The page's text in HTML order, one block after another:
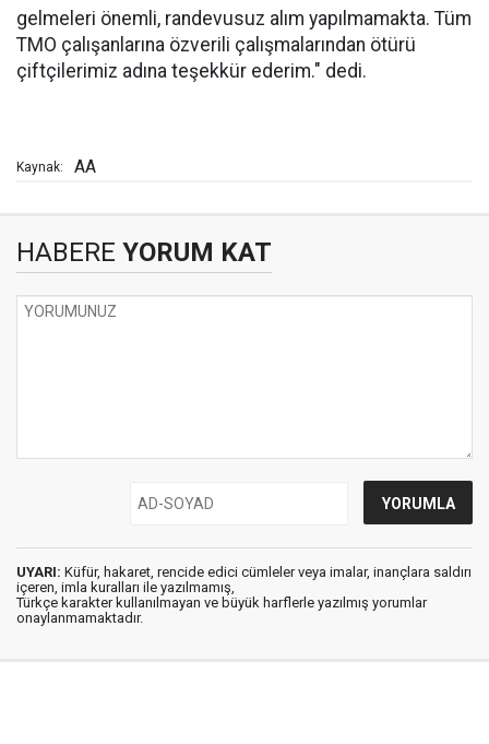
gelmeleri önemli, randevusuz alım yapılmamakta. Tüm
TMO çalışanlarına özverili çalışmalarından ötürü
çiftçilerimiz adına teşekkür ederim." dedi.
Kaynak: AA
HABERE YORUM KAT
UYARI: Küfür, hakaret, rencide edici cümleler veya imalar, inançlara saldırı
içeren, imla kuralları ile yazılmamış,
Türkçe karakter kullanılmayan ve büyük harflerle yazılmış yorumlar
onaylanmamaktadır.